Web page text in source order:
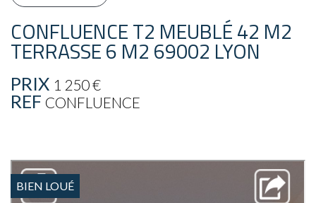
CONFLUENCE T2 MEUBLÉ 42 M2
TERRASSE 6 M2 69002 LYON
PRIX 1 250 €
REF CONFLUENCE
BIEN LOUÉ